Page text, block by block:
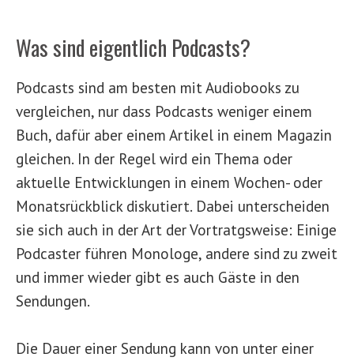
Was sind eigentlich Podcasts?
Podcasts sind am besten mit Audiobooks zu
vergleichen, nur dass Podcasts weniger einem
Buch, dafür aber einem Artikel in einem Magazin
gleichen. In der Regel wird ein Thema oder
aktuelle Entwicklungen in einem Wochen- oder
Monatsrückblick diskutiert. Dabei unterscheiden
sie sich auch in der Art der Vortratgsweise: Einige
Podcaster führen Monologe, andere sind zu zweit
und immer wieder gibt es auch Gäste in den
Sendungen.
Die Dauer einer Sendung kann von unter einer